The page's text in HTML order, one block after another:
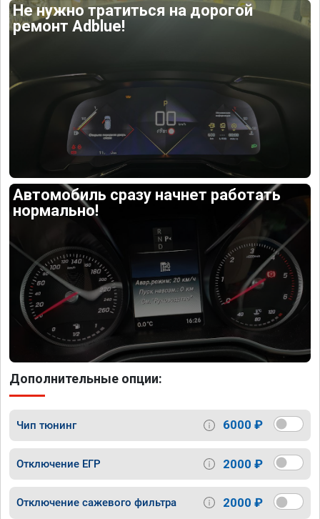
Не нужно тратиться на дорогой
ремонт Adblue!
Автомобиль сразу начнет работать
нормально!
Дополнительные опции:
Чип тюнинг 6000 ₽
Отключение ЕГР 2000 ₽
Отключение сажевого фильтра 2000 ₽